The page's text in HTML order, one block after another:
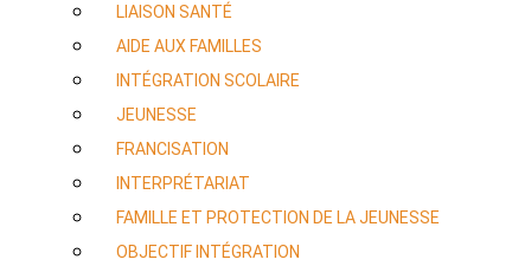
LIAISON SANTÉ
AIDE AUX FAMILLES
INTÉGRATION SCOLAIRE
JEUNESSE
FRANCISATION
INTERPRÉTARIAT
FAMILLE ET PROTECTION DE LA JEUNESSE
OBJECTIF INTÉGRATION